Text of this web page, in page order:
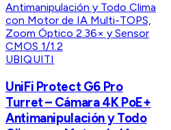
UBIQUITI
UniFi Protect G6 Pro
Turret – Cámara 4K PoE+
Antimanipulación y Todo